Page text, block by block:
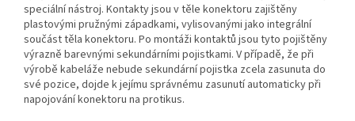
speciální nástroj. Kontakty jsou v těle konektoru zajištěny
plastovými pružnými západkami, vylisovanými jako integrální
součást těla konektoru. Po montáži kontaktů jsou tyto pojištěny
výrazně barevnými sekundárními pojistkami. V případě, že při
výrobě kabeláže nebude sekundární pojistka zcela zasunuta do
své pozice, dojde k jejímu správnému zasunutí automaticky při
napojování konektoru na protikus.